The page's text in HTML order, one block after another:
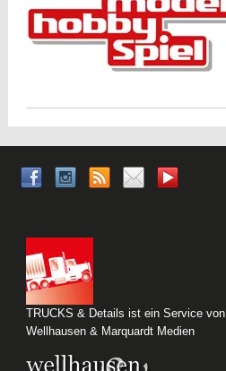
TRUCKS & Details ist ein Service von
Wellhausen & Marquardt Medien